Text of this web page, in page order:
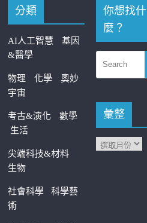
分類
AI人工智慧
基因
&醫學
物理 化學
奧妙
宇宙
考古&演化
數學
生活
尖端科技&材料
生物
社會科學科學藝
術
你想找什
麼？
彙整